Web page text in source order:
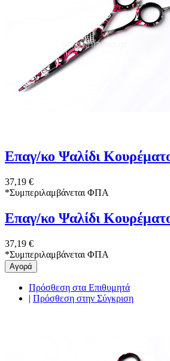
Επαγ/κο Ψαλίδι
37,19 €
*Συμπεριλαμβάνεται ΦΠΑ
Επαγ/κο Ψαλίδι
37,19 €
*Συμπεριλαμβάνεται ΦΠΑ
Αγορά
Πρόσθεση στα Επιθυμητά
| Πρόσθεση στην Σύγκριση